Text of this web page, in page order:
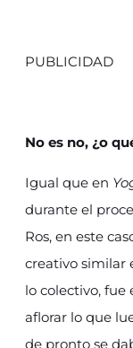
PUBLICIDAD
No es no, ¿o
Igual que en
durante el
Ros, en este
creativo similar
lo colectivo, fue
aflorar lo que
de pronto se